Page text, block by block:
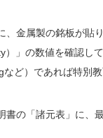
金属製の銘板が貼
」の数値を確認し
ど）であれば特別教
の「諸元表」に、